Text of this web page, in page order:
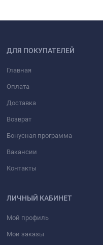
ДЛЯ ПОКУПАТЕЛЕЙ
Главная
Оплата
Доставка
Возврат
Бонусная программа
Вакансии
Контакты
ЛИЧНЫЙ КАБИНЕТ
Мой профиль
Мои заказы